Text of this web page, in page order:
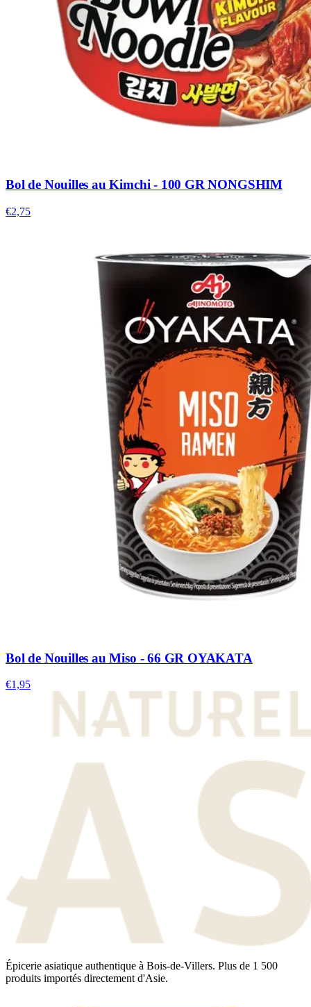
Bol de Nouilles au Kimchi - 100 GR NONGSHIM
€2,75
Bol de Nouilles au Miso - 66 GR OYAKATA
€1,95
Épicerie asiatique authentique à Bois-de-Villers. Plus de 1 500
produits importés directement d'Asie.